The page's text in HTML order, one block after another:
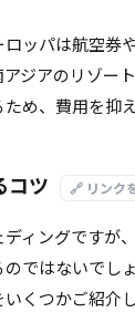
ッパは航空券
ジアのリゾー
め、費用を抑
コツ 🔗 リンク
ィングですが
ではないでし
くつかご紹介し